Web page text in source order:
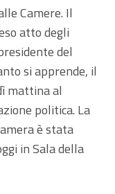
Camere. Il
atto degli
del
si apprende, il
mattina al
politica. La
è stata
in Sala della